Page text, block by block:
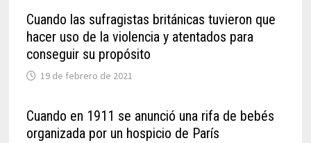
Cuando las sufragistas británicas tuvieron que
hacer uso de la violencia y atentados para
conseguir su propósito
19 de febrero de 2021
Cuando en 1911 se anunció una rifa de bebés
organizada por un hospicio de París